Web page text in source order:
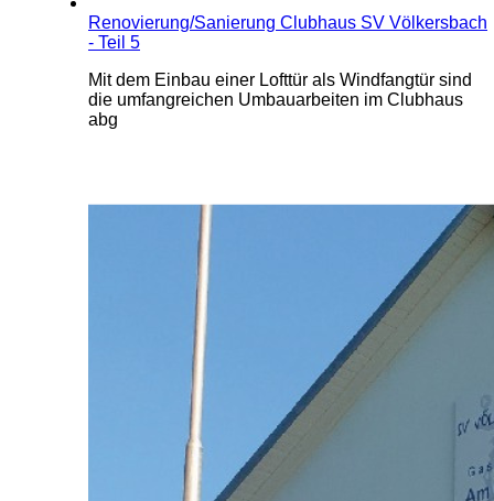
Renovierung/Sanierung Clubhaus SV Völkersbach
- Teil 5
Mit dem Einbau einer Lofttür als Windfangtür sind
die umfangreichen Umbauarbeiten im Clubhaus
abg